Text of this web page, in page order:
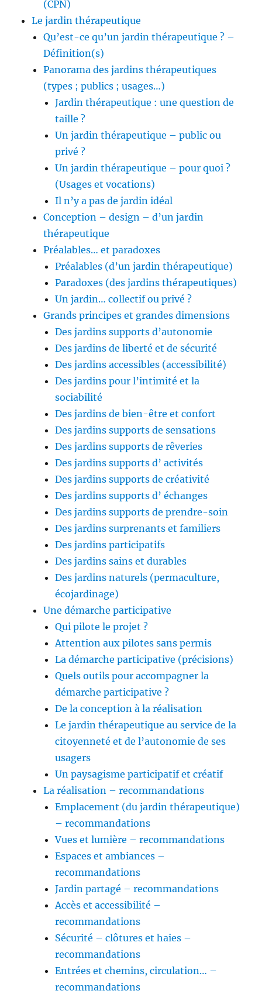
(CPN)
Le jardin thérapeutique
Qu’est-ce qu’un jardin thérapeutique ? –
Définition(s)
Panorama des jardins thérapeutiques
(types ; publics ; usages…)
Jardin thérapeutique : une question de
taille ?
Un jardin thérapeutique – public ou
privé ?
Un jardin thérapeutique – pour quoi ?
(Usages et vocations)
Il n’y a pas de jardin idéal
Conception – design – d’un jardin
thérapeutique
Préalables… et paradoxes
Préalables (d’un jardin thérapeutique)
Paradoxes (des jardins thérapeutiques)
Un jardin… collectif ou privé ?
Grands principes et grandes dimensions
Des jardins supports d’autonomie
Des jardins de liberté et de sécurité
Des jardins accessibles (accessibilité)
Des jardins pour l’intimité et la
sociabilité
Des jardins de bien-être et confort
Des jardins supports de sensations
Des jardins supports de rêveries
Des jardins supports d’ activités
Des jardins supports de créativité
Des jardins supports d’ échanges
Des jardins supports de prendre-soin
Des jardins surprenants et familiers
Des jardins participatifs
Des jardins sains et durables
Des jardins naturels (permaculture,
écojardinage)
Une démarche participative
Qui pilote le projet ?
Attention aux pilotes sans permis
La démarche participative (précisions)
Quels outils pour accompagner la
démarche participative ?
De la conception à la réalisation
Le jardin thérapeutique au service de la
citoyenneté et de l’autonomie de ses
usagers
Un paysagisme participatif et créatif
La réalisation – recommandations
Emplacement (du jardin thérapeutique)
– recommandations
Vues et lumière – recommandations
Espaces et ambiances –
recommandations
Jardin partagé – recommandations
Accès et accessibilité –
recommandations
Sécurité – clôtures et haies –
recommandations
Entrées et chemins, circulation… –
recommandations